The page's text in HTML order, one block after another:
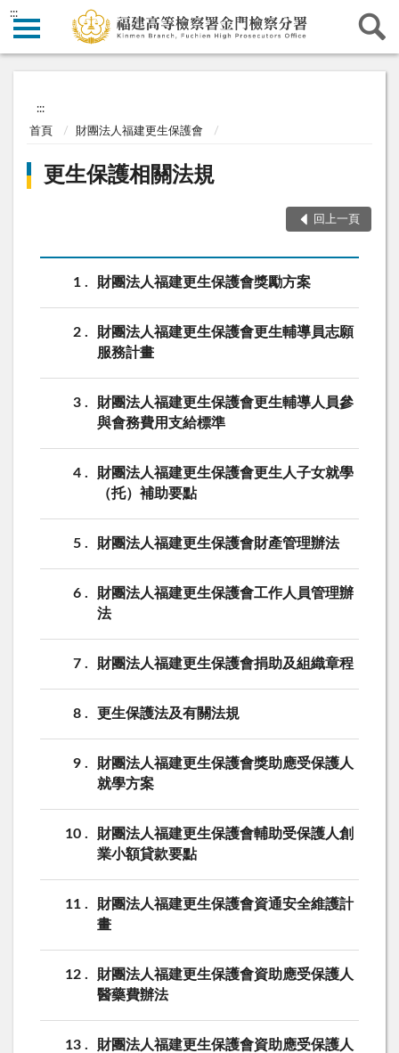
:::
:::
首頁 財團法人福建更生保護會
更生保護相關法規
回上一頁
1 財團法人福建更生保護會獎勵方案
2
財團法人福建更生保護會更生輔導員志願
服務計畫
3
財團法人福建更生保護會更生輔導人員參
與會務費用支給標準
4
財團法人福建更生保護會更生人子女就學
（托）補助要點
5 財團法人福建更生保護會財產管理辦法
6
財團法人福建更生保護會工作人員管理辦
法
7 財團法人福建更生保護會捐助及組織章程
8 更生保護法及有關法規
9
財團法人福建更生保護會獎助應受保護人
就學方案
10
財團法人福建更生保護會輔助受保護人創
業小額貸款要點
11
財團法人福建更生保護會資通安全維護計
畫
12
財團法人福建更生保護會資助應受保護人
醫藥費辦法
13
財團法人福建更生保護會資助應受保護人